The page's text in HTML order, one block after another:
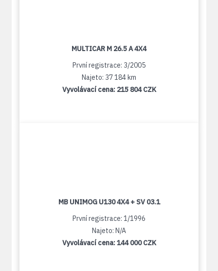
MULTICAR M 26.5 A 4X4
První registrace: 3/2005
Najeto: 37 184 km
Vyvolávací cena: 215 804 CZK
MB UNIMOG U130 4X4 + SV 03.1
První registrace: 1/1996
Najeto: N/A
Vyvolávací cena:144 000 CZK